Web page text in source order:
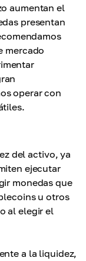
aumentan el
presentan
mercado
operar con
del activo, ya
ejecutar
monedas que
u otros
al elegir el
a la liquidez,